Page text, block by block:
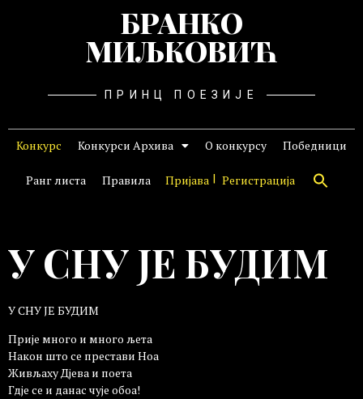
БРАНКО
МИЉКОВИЋ
ПРИНЦ ПОЕЗИЈЕ
Конкурс Конкурси Архива О конкурсу Победници
Ранг листа Правила Пријава Регистрација
У СНУ ЈЕ БУДИМ
У СНУ ЈЕ БУДИМ
Прије много и много љета
Након што се престави Ноа
Живљаху Дјева и поета
Гдје се и данас чује обоа!